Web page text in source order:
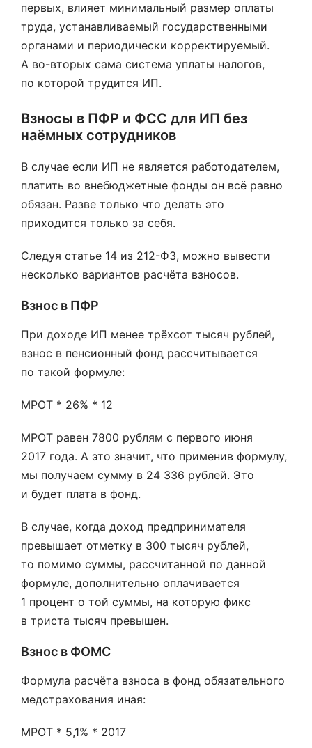
первых, влияет минимальный размер оплаты
труда, устанавливаемый государственными
органами и периодически корректируемый.
А во-вторых сама система уплаты налогов,
по которой трудится ИП.
Взносы в ПФР и ФСС для ИП без
наёмных сотрудников
В случае если ИП не является работодателем,
платить во внебюджетные фонды он всё равно
обязан. Разве только что делать это
приходится только за себя.
Следуя статье 14 из 212-ФЗ, можно вывести
несколько вариантов расчёта взносов.
Взнос в ПФР
При доходе ИП менее трёхсот тысяч рублей,
взнос в пенсионный фонд рассчитывается
по такой формуле:
МРОТ * 26% * 12
МРОТ равен 7800 рублям с первого июня
2017 года. А это значит, что применив формулу,
мы получаем сумму в 24 336 рублей. Это
и будет плата в фонд.
В случае, когда доход предпринимателя
превышает отметку в 300 тысяч рублей,
то помимо суммы, рассчитанной по данной
формуле, дополнительно оплачивается
1 процент о той суммы, на которую фикс
в триста тысяч превышен.
Взнос в ФОМС
Формула расчёта взноса в фонд обязательного
медстрахования иная:
МРОТ * 5,1% * 2017